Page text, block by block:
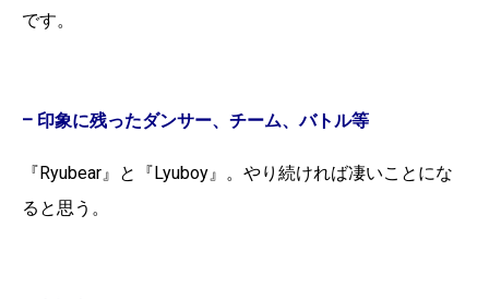
です。
– 印象に残ったダンサー、チーム、バトル等
『Ryubear』と『Lyuboy』。やり続ければ凄いことにな
ると思う。